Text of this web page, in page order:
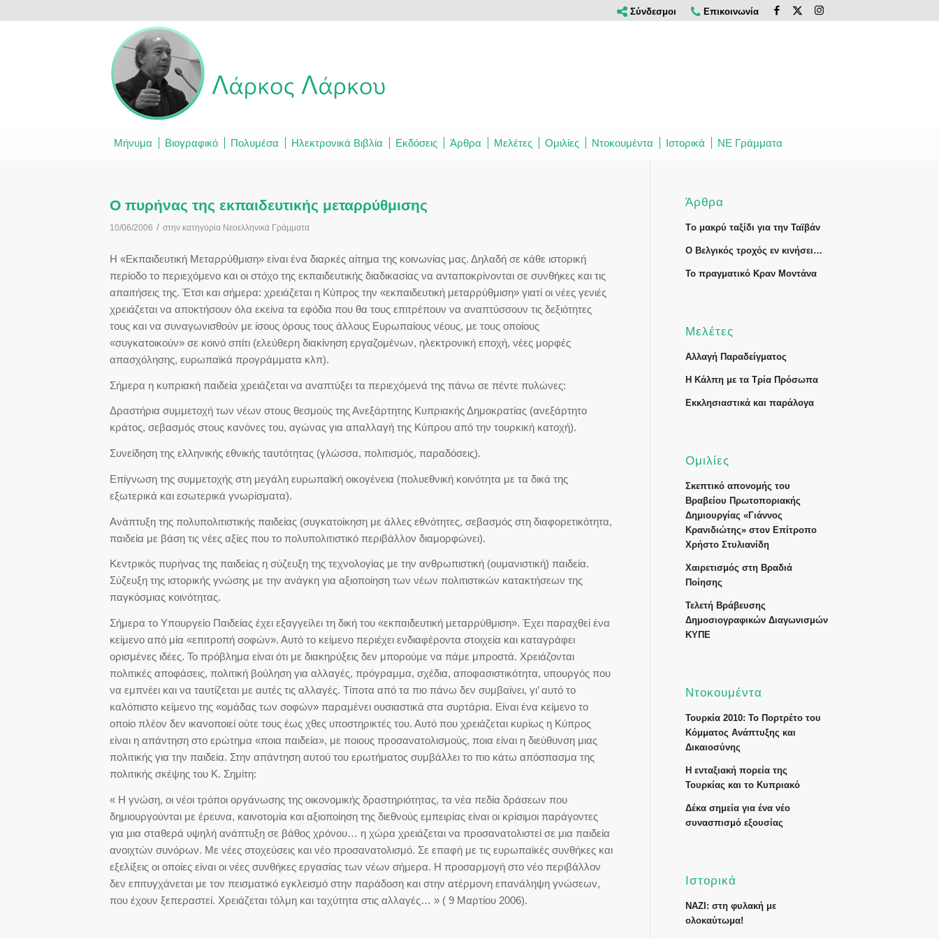
Σύνδεσμοι Επικοινωνία
Μήνυμα Βιογραφικό Πολυμέσα Ηλεκτρονικά Βιβλία Εκδόσεις Άρθρα Μελέτες Ομιλίες Ντοκουμέντα Ιστορικά ΝΕ Γράμματα
Ο πυρήνας της εκπαιδευτικής μεταρρύθμισης
10/06/2006 / στην κατηγορία Νεοελληνικά Γράμματα
Η «Εκπαιδευτική Μεταρρύθμιση» είναι ένα διαρκές αίτημα της κοινωνίας μας. Δηλαδή σε κάθε ιστορική
περίοδο το περιεχόμενο και οι στόχο της εκπαιδευτικής διαδικασίας να ανταποκρίνονται σε συνθήκες και τις
απαιτήσεις της. Έτσι και σήμερα: χρειάζεται η Κύπρος την «εκπαιδευτική μεταρρύθμιση» γιατί οι νέες γενιές
χρειάζεται να αποκτήσουν όλα εκείνα τα εφόδια που θα τους επιτρέπουν να αναπτύσσουν τις δεξιότητες
τους και να συναγωνισθούν με ίσους όρους τους άλλους Ευρωπαίους νέους, με τους οποίους
«συγκατοικούν» σε κοινό σπίτι (ελεύθερη διακίνηση εργαζομένων, ηλεκτρονική εποχή, νέες μορφές
απασχόλησης, ευρωπαϊκά προγράμματα κλπ).
Σήμερα η κυπριακή παιδεία χρειάζεται να αναπτύξει τα περιεχόμενά της πάνω σε πέντε πυλώνες:
Δραστήρια συμμετοχή των νέων στους θεσμούς της Ανεξάρτητης Κυπριακής Δημοκρατίας (ανεξάρτητο
κράτος, σεβασμός στους κανόνες του, αγώνας για απαλλαγή της Κύπρου από την τουρκική κατοχή).
Συνείδηση της ελληνικής εθνικής ταυτότητας (γλώσσα, πολιτισμός, παραδόσεις).
Επίγνωση της συμμετοχής στη μεγάλη ευρωπαϊκή οικογένεια (πολυεθνική κοινότητα με τα δικά της
εξωτερικά και εσωτερικά γνωρίσματα).
Ανάπτυξη της πολυπολιτιστικής παιδείας (συγκατοίκηση με άλλες εθνότητες, σεβασμός στη διαφορετικότητα,
παιδεία με βάση τις νέες αξίες που το πολυπολιτιστικό περιβάλλον διαμορφώνει).
Κεντρικός πυρήνας της παιδείας η σύζευξη της τεχνολογίας με την ανθρωπιστική (ουμανιστική) παιδεία.
Σύζευξη της ιστορικής γνώσης με την ανάγκη για αξιοποίηση των νέων πολιτιστικών κατακτήσεων της
παγκόσμιας κοινότητας.
Σήμερα το Υπουργείο Παιδείας έχει εξαγγείλει τη δική του «εκπαιδευτική μεταρρύθμιση». Έχει παραχθεί ένα
κείμενο από μία «επιτροπή σοφών». Αυτό το κείμενο περιέχει ενδιαφέροντα στοιχεία και καταγράφει
ορισμένες ιδέες. Το πρόβλημα είναι ότι με διακηρύξεις δεν μπορούμε να πάμε μπροστά. Χρειάζονται
πολιτικές αποφάσεις, πολιτική βούληση για αλλαγές, πρόγραμμα, σχέδια, αποφασιστικότητα, υπουργός που
να εμπνέει και να ταυτίζεται με αυτές τις αλλαγές. Τίποτα από τα πιο πάνω δεν συμβαίνει, γι’ αυτό το
καλόπιστο κείμενο της «ομάδας των σοφών» παραμένει ουσιαστικά στα συρτάρια. Είναι ένα κείμενο το
οποίο πλέον δεν ικανοποιεί ούτε τους έως χθες υποστηρικτές του. Αυτό που χρειάζεται κυρίως η Κύπρος
είναι η απάντηση στο ερώτημα «ποια παιδεία», με ποιους προσανατολισμούς, ποια είναι η διεύθυνση μιας
πολιτικής για την παιδεία. Στην απάντηση αυτού του ερωτήματος συμβάλλει το πιο κάτω απόσπασμα της
πολιτικής σκέψης του Κ. Σημίτη:
« Η γνώση, οι νέοι τρόποι οργάνωσης της οικονομικής δραστηριότητας, τα νέα πεδία δράσεων που
δημιουργούνται με έρευνα, καινοτομία και αξιοποίηση της διεθνούς εμπειρίας είναι οι κρίσιμοι παράγοντες
για μια σταθερά υψηλή ανάπτυξη σε βάθος χρόνου… η χώρα χρειάζεται να προσανατολιστεί σε μια παιδεία
ανοιχτών συνόρων. Με νέες στοχεύσεις και νέο προσανατολισμό. Σε επαφή με τις ευρωπαϊκές συνθήκες και
εξελίξεις οι οποίες είναι οι νέες συνθήκες εργασίας των νέων σήμερα. Η προσαρμογή στο νέο περιβάλλον
δεν επιτυγχάνεται με τον πεισματικό εγκλεισμό στην παράδοση και στην ατέρμονη επανάληψη γνώσεων,
που έχουν ξεπεραστεί. Χρειάζεται τόλμη και ταχύτητα στις αλλαγές… » ( 9 Μαρτίου 2006).
Άρθρα
Tο μακρύ ταξίδι για την Ταϊβάν
Ο Βελγικός τροχός εν κινήσει…
Το πραγματικό Κραν Μοντάνα
Μελέτες
Αλλαγή Παραδείγματος
Η Κάλπη με τα Τρία Πρόσωπα
Εκκλησιαστικά και παράλογα
Ομιλίες
Σκεπτικό απονομής του
Βραβείου Πρωτοποριακής
Δημιουργίας «Γιάννος
Κρανιδιώτης» στον Επίτροπο
Χρήστο Στυλιανίδη
Χαιρετισμός στη Βραδιά
Ποίησης
Τελετή Βράβευσης
Δημοσιογραφικών Διαγωνισμών
ΚΥΠΕ
Ντοκουμέντα
Τουρκία 2010: Το Πορτρέτο του
Κόμματος Ανάπτυξης και
Δικαιοσύνης
Η ενταξιακή πορεία της
Τουρκίας και το Κυπριακό
Δέκα σημεία για ένα νέο
συνασπισμό εξουσίας
Ιστορικά
ΝΑΖΙ: στη φυλακή με
ολοκαύτωμα!